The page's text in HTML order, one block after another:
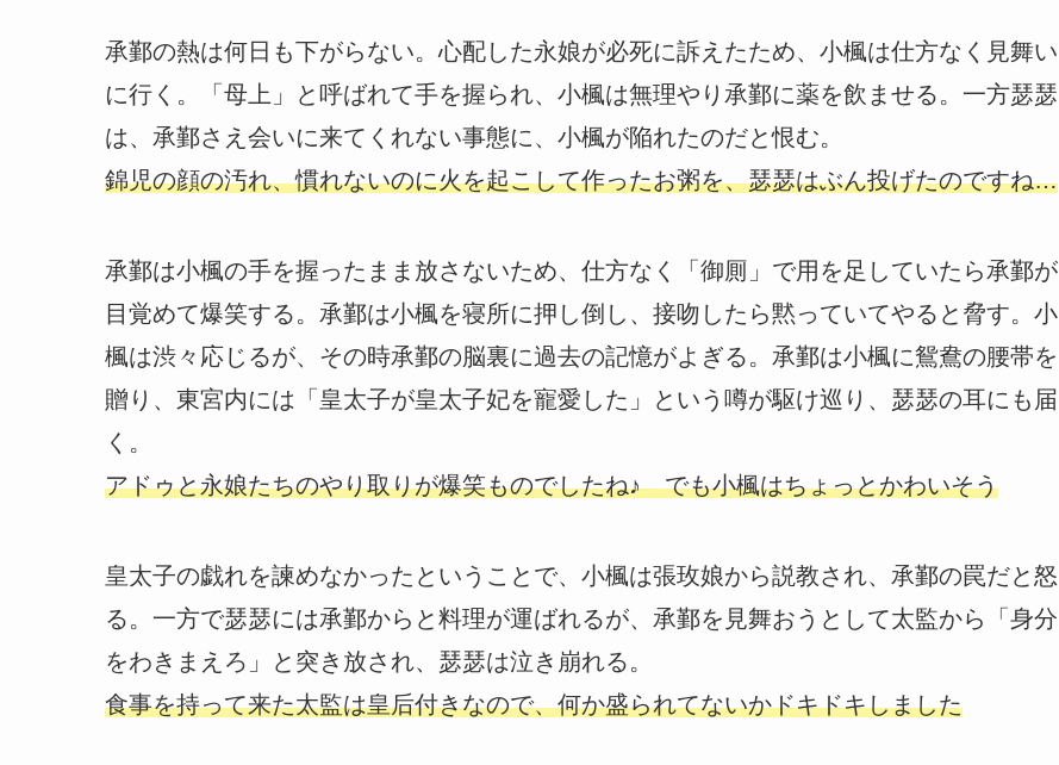
承鄞の熱は何日も下がらない。心配した永娘が必死に訴えたため、小楓は仕方なく見舞い
に行く。「母上」と呼ばれて手を握られ、小楓は無理やり承鄞に薬を飲ませる。一方瑟瑟
は、承鄞さえ会いに来てくれない事態に、小楓が陥れたのだと恨む。
錦児の顔の汚れ、慣れないのに火を起こして作ったお粥を、瑟瑟はぶん投げたのですね…
承鄞は小楓の手を握ったまま放さないため、仕方なく「御厠」で用を足していたら承鄞が
目覚めて爆笑する。承鄞は小楓を寝所に押し倒し、接吻したら黙っていてやると脅す。小
楓は渋々応じるが、その時承鄞の脳裏に過去の記憶がよぎる。承鄞は小楓に鴛鴦の腰帯を
贈り、東宮内には「皇太子が皇太子妃を寵愛した」という噂が駆け巡り、瑟瑟の耳にも届
く。
アドゥと永娘たちのやり取りが爆笑ものでしたね♪ でも小楓はちょっとかわいそう
皇太子の戯れを諫めなかったということで、小楓は張玫娘から説教され、承鄞の罠だと怒
る。一方で瑟瑟には承鄞からと料理が運ばれるが、承鄞を見舞おうとして太監から「身分
をわきまえろ」と突き放され、瑟瑟は泣き崩れる。
食事を持って来た太監は皇后付きなので、何か盛られてないかドキドキしました